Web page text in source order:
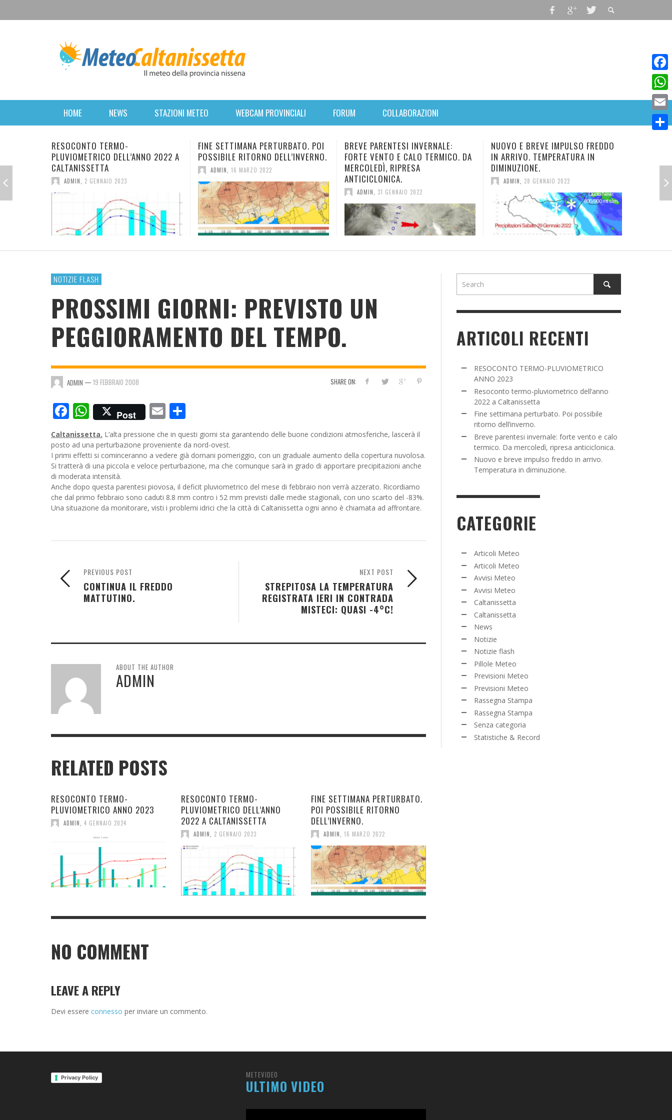
HOME NEWS
2023
DELL’ANNO 2022 A CALTANISSETTA
RITORNO DELL’INVERNO.
STAZIONI METEO WEBCAM PROVINCIALI FORUM COLLABORAZIONI
RESOCONTO TERMO-
PLUVIOMETRICO DELL’ANNO 2022 A
CALTANISSETTA
2 GENNAIO 2023
FINE SETTIMANA PERTURBATO. POI
POSSIBILE RITORNO DELL’INVERNO.
ADMIN, 16 MARZO 2022
BREVE PARENTESI INVERNALE:
FORTE VENTO E CALO TERMICO. DA
MERCOLEDÌ, RIPRESA
ANTICICLONICA.
ADMIN, 31 GENNAIO 2022
NUOVO E BREVE IMPULSO FREDDO
IN ARRIVO. TEMPERATURA IN
DIMINUZIONE.
ADMIN, 28 GENNAIO 2022
CEDIMENTO
NOTIZIE FLASH
PROSSIMI GIORNI: PREVISTO UN
PEGGIORAMENTO DEL TEMPO.
SHARE ON:
ADMIN — 19 FEBBRAIO 2008
Facebook
WhatsApp
Post Email
Caltanissetta. L’alta pressione che in questi giorni sta garantendo delle buone condizioni atmosferiche, lascerà il
posto ad una perturbazione proveniente da nord-ovest.
I primi effetti si cominceranno a vedere già domani pomeriggio, con un graduale aumento della copertura nuvolosa.
Si tratterà di una piccola e veloce perturbazione, ma che comunque sarà in grado di apportare precipitazioni anche
di moderata intensità.
Anche dopo questa parentesi piovosa, il deficit pluviometrico del mese di febbraio non verrà azzerato. Ricordiamo
che dal primo febbraio sono caduti 8.8 mm contro i 52 mm previsti dalle medie stagionali, con uno scarto del -83%.
Una situazione da monitorare, visti i problemi idrici che la città di Caltanissetta ogni anno è chiamata ad affrontare.
NEXT POST
STREPITOSA LA TEMPERATURA
REGISTRATA IERI IN CONTRADA
MISTECI: QUASI -4°C!
PREVIOUS POST
CONTINUA IL FREDDO
MATTUTINO.
ABOUT THE AUTHOR
ADMIN
RELATED POSTS
RESOCONTO TERMO-
PLUVIOMETRICO ANNO 2023
ADMIN 4 GENNAIO 2024
RESOCONTO TERMO-
PLUVIOMETRICO DELL’ANNO
2022 A CALTANISSETTA
ADMIN 2 GENNAIO 2023
FINE SETTIMANA PERTURBATO.
POI POSSIBILE RITORNO
DELL’INVERNO.
ADMIN 16 MARZO 2022
NO COMMENT
LEAVE A REPLY
Devi essere connesso per inviare un commento.
ARTICOLI RECENTI
RESOCONTO TERMO-PLUVIOMETRICO
ANNO 2023
Resoconto termo-pluviometrico dell’anno
2022 a Caltanissetta
Fine settimana perturbato. Poi possibile
ritorno dell’inverno.
Breve parentesi invernale: forte vento e calo
termico. Da mercoledì, ripresa anticiclonica.
Nuovo e breve impulso freddo in arrivo.
Temperatura in diminuzione.
CATEGORIE
Articoli Meteo
Articoli Meteo
Avvisi Meteo
Avvisi Meteo
Caltanissetta
Caltanissetta
News
Notizie
Notizie flash
Pillole Meteo
Previsioni Meteo
Previsioni Meteo
Rassegna Stampa
Rassegna Stampa
Senza categoria
Statistiche & Record
Privacy Policy METEVIDEO
ULTIMO VIDEO
Email